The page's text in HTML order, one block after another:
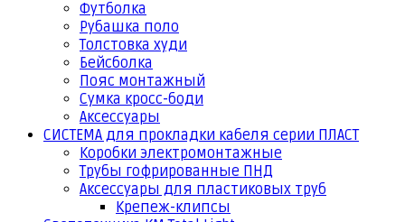
Футболка
Рубашка поло
Толстовка худи
Бейсболка
Пояс монтажный
Сумка кросс-боди
Аксессуары
СИСТЕМА для прокладки кабеля серии ПЛАСТ
Коробки электромонтажные
Трубы гофрированные ПНД
Аксессуары для пластиковых труб
Крепеж-клипсы